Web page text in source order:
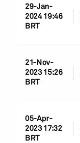
29-Jan-
2024 19:46
BRT
21-Nov-
2023 15:26
BRT
05-Apr-
2023 17:32
BRT